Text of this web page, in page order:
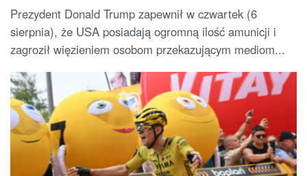
Prezydent Donald Trump zapewnił w czwartek (6
sierpnia), że USA posiadają ogromną ilość amunicji i
zagroził więzieniem osobom przekazującym mediom...